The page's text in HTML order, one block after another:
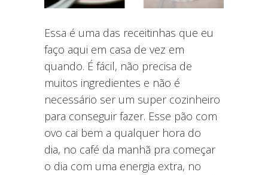
Essa é uma das receitinhas que eu
faço aqui em casa de vez em
quando. É fácil, não precisa de
muitos ingredientes e não é
necessário ser um super cozinheiro
para conseguir fazer. Esse pão com
ovo cai bem a qualquer hora do
dia, no café da manhã pra começar
o dia com uma energia extra, no